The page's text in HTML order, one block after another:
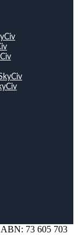
73 605 703